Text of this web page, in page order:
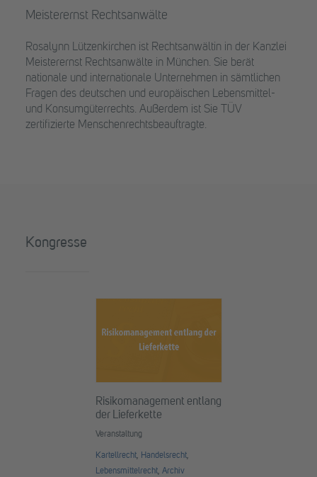
Meisterernst Rechtsanwälte
Rosalynn Lützenkirchen ist Rechtsanwältin in der Kanzlei
Meisterernst Rechtsanwälte in München. Sie berät
nationale und internationale Unternehmen in sämtlichen
Fragen des deutschen und europäischen Lebensmittel-
und Konsumgüterrechts. Außerdem ist Sie TÜV
zertifizierte Menschenrechtsbeauftragte.
Kongresse
Risikomanagement entlang
der Lieferkette
Veranstaltung
Kartellrecht, Handelsrecht,
Lebensmittelrecht, Archiv